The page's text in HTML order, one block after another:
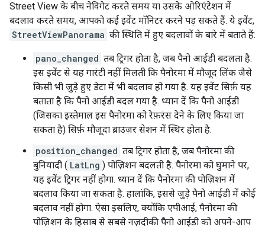
Street View के बीच नेविगेट करते समय या उसके ओरिएंटेशन में
बदलाव करते समय, आपको कई इवेंट मॉनिटर करने पड़ सकते हैं. ये इवेंट,
StreetViewPanorama की स्थिति में हुए बदलावों के बारे में बताते हैं:
pano_changed तब ट्रिगर होता है, जब पैनो आईडी बदलता है.
इस इवेंट से यह गारंटी नहीं मिलती कि पैनोरमा में मौजूद लिंक जैसे
किसी भी जुड़े हुए डेटा में भी बदलाव हो गया है. यह इवेंट सिर्फ़ यह
बताता है कि पैनो आईडी बदल गया है. ध्यान दें कि पैनो आईडी
(जिसका इस्तेमाल इस पैनोरमा को रेफ़रंस देने के लिए किया जा
सकता है) सिर्फ़ मौजूदा ब्राउज़र सेशन में स्थिर होता है.
position_changed तब ट्रिगर होता है, जब पैनोरमा की
बुनियादी ( LatLng ) पोज़िशन बदलती है. पैनोरमा को घुमाने पर,
यह इवेंट ट्रिगर नहीं होगा. ध्यान दें कि पैनोरमा की पोज़िशन में
बदलाव किया जा सकता है. हालांकि, इससे जुड़े पैनो आईडी में कोई
बदलाव नहीं होगा. ऐसा इसलिए, क्योंकि एपीआई, पैनोरमा की
पोज़िशन के हिसाब से सबसे नज़दीकी पैनो आईडी को अपने-आप